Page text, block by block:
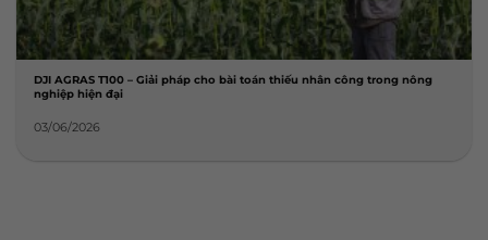
DJI AGRAS T100 – Giải pháp cho bài toán thiếu nhân công trong nông
nghiệp hiện đại
03/06/2026